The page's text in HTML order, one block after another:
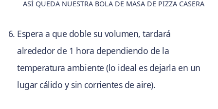
ASÍ QUEDA NUESTRA BOLA DE MASA DE PIZZA CASERA
Espera a que doble su volumen, tardará
alrededor de 1 hora dependiendo de la
temperatura ambiente (lo ideal es dejarla en un
lugar cálido y sin corrientes de aire).